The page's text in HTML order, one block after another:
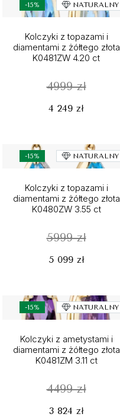
-15% NATURALNY
Kolczyki z topazami i
diamentami z żółtego złota
K0481ZW 4.20 ct
4999 zł
4 249 zł
-15% NATURALNY
Kolczyki z topazami i
diamentami z żółtego złota
K0480ZW 3.55 ct
5999 zł
5 099 zł
-15% NATURALNY
Kolczyki z ametystami i
diamentami z żółtego złota
K0481ZM 3.11 ct
4499 zł
3 824 zł